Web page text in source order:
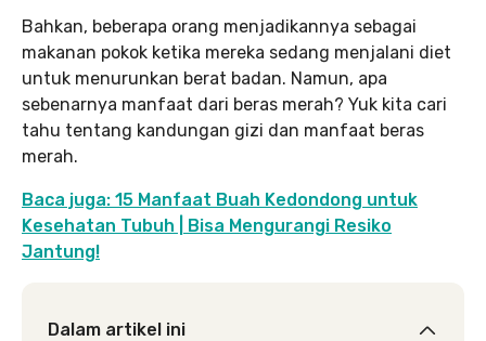
Bahkan, beberapa orang menjadikannya sebagai
makanan pokok ketika mereka sedang menjalani diet
untuk menurunkan berat badan. Namun, apa
sebenarnya manfaat dari beras merah? Yuk kita cari
tahu tentang kandungan gizi dan manfaat beras
merah.
Baca juga: 15 Manfaat Buah Kedondong untuk
Kesehatan Tubuh | Bisa Mengurangi Resiko
Jantung!
Dalam artikel ini